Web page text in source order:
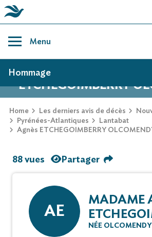
content
Menu
AVIS DE DÉCÈS DE
ETCHEGOIMBERRY
Home Les derniers avis de décès
Pyrénées-Atlantiques
Lantabat
Agnès ETCHEGOIMBERRY
Hommage
88 vues Partager
AE
MADAME
NÉE OLCOMENDY